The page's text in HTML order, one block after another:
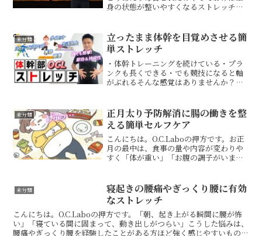
身の状態が整いやすくなるストレッチを
で、自然と良い身体の状態や使い方が身
についていきま...
未分類
立ったまま体幹を目覚めさせる簡
単ストレッチ
・体幹トレーニングを続けている・プラ
ンクも長くできる・でも競技になると軸
がぶれるそんな感覚はありませんか？体
が重要です。ポジションが整っていない
まま負荷をかけても、本来...
未分類
正月太り予防解消に腸の働きを整
える簡単セルフケア
こんにちは。O.C.Laboの押方です。お正
月の最中は、食事の量や内容が変わりや
すく「体が重い」「お腹の調子がいまひ
ることがあります。食べ過ぎや運動量の
低下、生活リズム...
未分類
寝起きの腰痛やぎっくり腰に有効
なストレッチ
こんにちは。O.C.Laboの押方です。「朝、起き上がる瞬間に腰が怖
い」「寝ている間に固まって、動き出しがつらい」こうした悩みは、
腰痛やぎっくり腰を経験したことがある方ほど強く感じやすいもので